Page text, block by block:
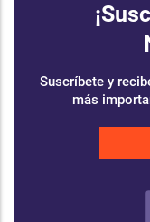
Suscríbete y
más